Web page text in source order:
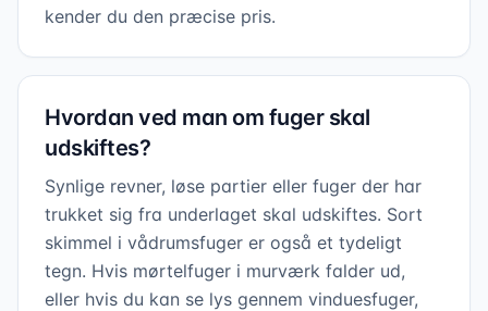
kender du den præcise pris.
Hvordan ved man om fuger skal
udskiftes?
Synlige revner, løse partier eller fuger der har
trukket sig fra underlaget skal udskiftes. Sort
skimmel i vådrumsfuger er også et tydeligt
tegn. Hvis mørtelfuger i murværk falder ud,
eller hvis du kan se lys gennem vinduesfuger,